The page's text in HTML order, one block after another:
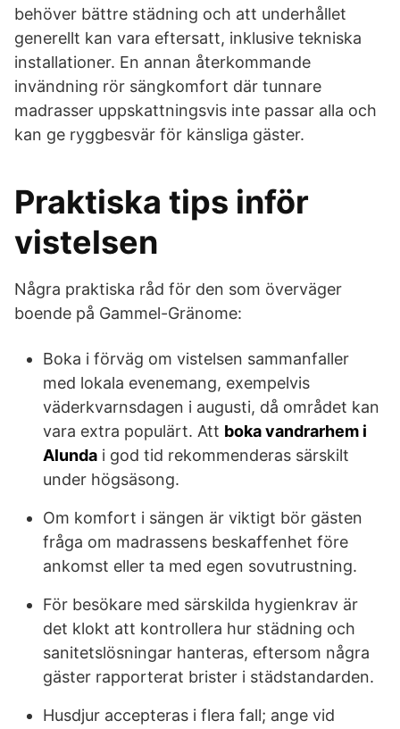
behöver bättre städning och att underhållet
generellt kan vara eftersatt, inklusive tekniska
installationer. En annan återkommande
invändning rör sängkomfort där tunnare
madrasser uppskattningsvis inte passar alla och
kan ge ryggbesvär för känsliga gäster.
Praktiska tips inför
vistelsen
Några praktiska råd för den som överväger
boende på Gammel-Gränome:
Boka i förväg om vistelsen sammanfaller
med lokala evenemang, exempelvis
väderkvarnsdagen i augusti, då området kan
vara extra populärt. Att boka vandrarhem i
Alunda i god tid rekommenderas särskilt
under högsäsong.
Om komfort i sängen är viktigt bör gästen
fråga om madrassens beskaffenhet före
ankomst eller ta med egen sovutrustning.
För besökare med särskilda hygienkrav är
det klokt att kontrollera hur städning och
sanitetslösningar hanteras, eftersom några
gäster rapporterat brister i städstandarden.
Husdjur accepteras i flera fall; ange vid